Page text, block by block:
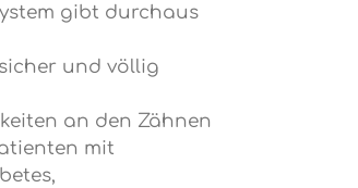
gibt durchaus
und völlig
an den Zähnen
mit